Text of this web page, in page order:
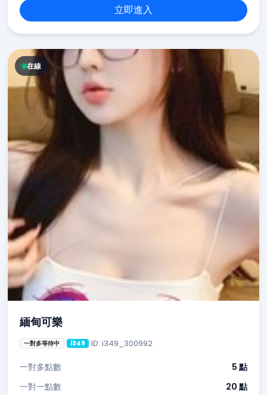
立即進入
在線
緬甸可樂
一對多等待中 i349 ID: i349_300992
一對多點數
5 點
一對一點數
20 點